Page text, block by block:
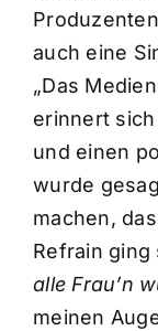
auch eine
„Das
erinnert sich
und einen
wurde
machen,
Refrain ging
alle Frau’n
meinen